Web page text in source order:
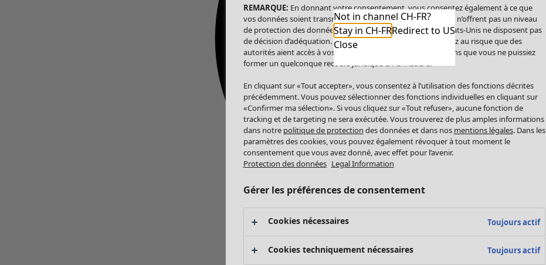
Not in channel CH-FR?
Stay in CH-FRRedirect to US
Close
REMARQUE: En donnant votre consentement, vous consentez également à ce que
vos données soient transmises aux États-Unis. Les États-Unis n’offrent pas un niveau
de protection des données comparable à celui de l’UE. Les États-Unis ne disposent pas
de décision d’adéquation. Par conséquent, vous vous exposez au risque que des
autorités aient accès à vos données à caractère personnel sans que vous ne puissiez
former un quelconque recours juridique en la matière.
En cliquant sur «Tout accepter», vous consentez à l’utilisation des fonctions décrites
précédemment. Vous pouvez sélectionner des fonctions individuelles en cliquant sur
«Confirmer ma sélection». Si vous cliquez sur «Tout refuser», aucune fonction de
tracking et de targeting ne sera exécutée. Vous trouverez de plus amples informations
dans notre politique de protection des données et dans nos mentions légales. Dans les
paramètres des cookies, vous pouvez également révoquer à tout moment le
consentement que vous avez donné, avec effet pour l’avenir.
Protection des données Legal Information
Gérer les préférences de consentement
Cookies nécessaires Toujours actif
Cookies techniquement nécessaires Toujours actif